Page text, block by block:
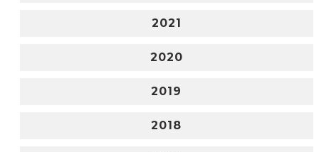
2021
2020
2019
2018